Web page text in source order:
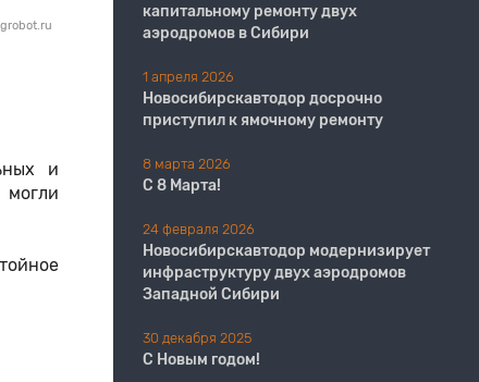
и
капитальному ремонту двух
аэродромов в Сибири
1 апреля 2026
Новосибирскавтодор досрочно
приступил к ямочному ремонту
8 марта 2026
С 8 Марта!
24 февраля 2026
Новосибирскавтодор модернизирует
инфраструктуру двух аэродромов
Западной Сибири
30 декабря 2025
С Новым годом!